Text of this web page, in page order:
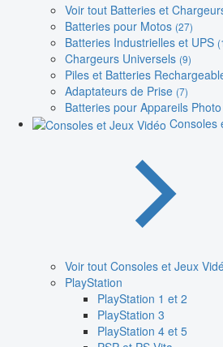
Voir tout Batteries et
Batteries pour Motos (27)
Batteries Industrielles et UPS
Chargeurs Universels (9)
Piles et Batteries
Adaptateurs de Prise (7)
Batteries pour Appareils Photo
Consoles
Voir tout Consoles et Jeux
PlayStation
PlayStation 1 et 2
PlayStation 3
PlayStation 4 et 5